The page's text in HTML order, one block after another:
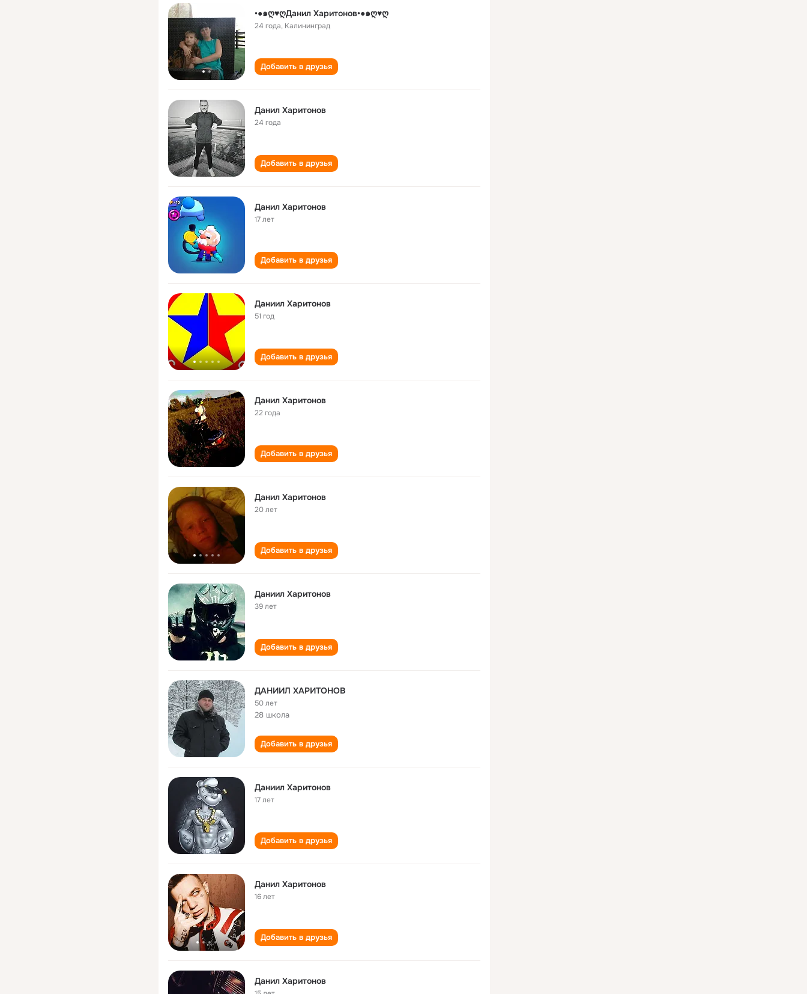
•●๑ღ♥ღДанил Харитонов•●๑ღ♥ღ
24 года, Калининград
Добавить в друзья
Данил Харитонов
24 года
Добавить в друзья
Данил Харитонов
17 лет
Добавить в друзья
Даниил Харитонов
51 год
Добавить в друзья
Данил Харитонов
22 года
Добавить в друзья
Данил Харитонов
20 лет
Добавить в друзья
Даниил Харитонов
39 лет
Добавить в друзья
ДАНИИЛ ХАРИТОНОВ
50 лет
28 школа
Добавить в друзья
Даниил Харитонов
17 лет
Добавить в друзья
Данил Харитонов
16 лет
Добавить в друзья
Данил Харитонов